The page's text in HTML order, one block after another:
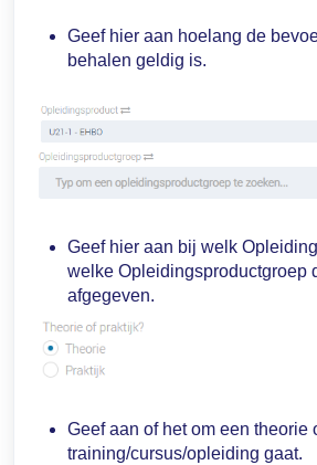
Geef hier aan hoelang de
behalen geldig is.
Geef hier aan bij welk
welke Opleidingsproductgroep
afgegeven.
Geef aan of het om een theorie
training/cursus/opleiding gaat.